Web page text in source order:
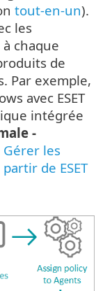
tout-en-un).
les
chaque
de
Par exemple,
avec ESET
intégrée
-
Gérer les
de ESET